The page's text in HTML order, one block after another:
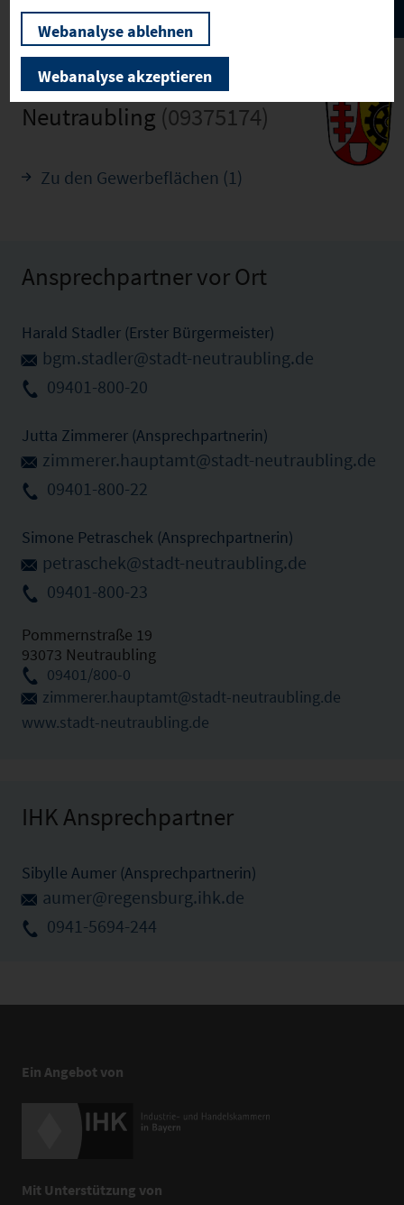
Neutraubling (09375174)
Zu den Gewerbeflächen (1)
Ansprechpartner vor Ort
Harald Stadler (Erster Bürgermeister)
bgm.stadler@stadt-neutraubling.de
09401-800-20
Jutta Zimmerer (Ansprechpartnerin)
zimmerer.hauptamt@stadt-neutraubling.de
09401-800-22
Simone Petraschek (Ansprechpartnerin)
petraschek@stadt-neutraubling.de
09401-800-23
Pommernstraße 19
93073 Neutraubling
09401/800-0
zimmerer.hauptamt@stadt-neutraubling.de
www.stadt-neutraubling.de
IHK Ansprechpartner
Sibylle Aumer (Ansprechpartnerin)
aumer@regensburg.ihk.de
0941-5694-244
Ein Angebot von
Mit Unterstützung von
Webanalyse ablehnen
Webanalyse akzeptieren